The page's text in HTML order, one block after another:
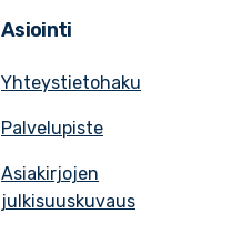
Asiointi
Yhteystietohaku
Palvelupiste
Asiakirjojen
julkisuuskuvaus